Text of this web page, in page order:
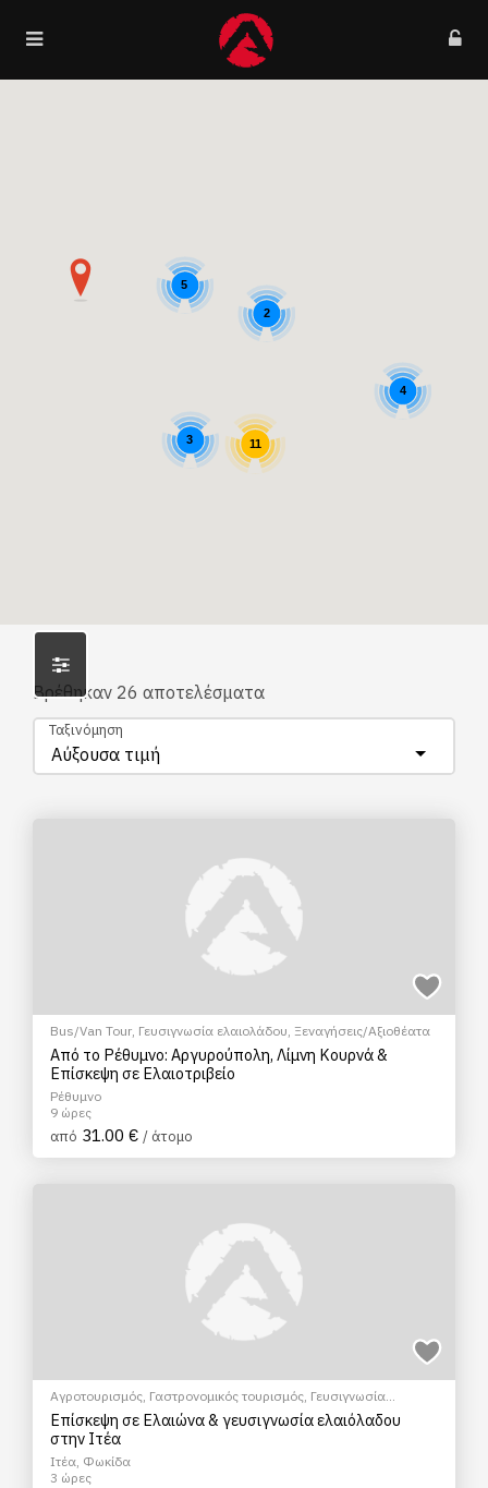
5
4
3 11
2
Βρέθηκαν 26 αποτελέσματα
Αύξουσα τιμή
Ταξινόμηση
Bus/Van Tour, Γευσιγνωσία ελαιολάδου, Ξεναγήσεις/Αξιοθέατα
Από το Ρέθυμνο: Αργυρούπολη, Λίμνη Κουρνά &
Επίσκεψη σε Ελαιοτριβείο
Ρέθυμνο
9 ώρες
από 31.00 € / άτομο
Αγροτουρισμός, Γαστρονομικός τουρισμός, Γευσιγνωσία
ελαιολάδου
Ξεναγήσεις/Αξιοθέατα Σεμινάρια & Μαθήματα
Επίσκεψη σε Ελαιώνα & γευσιγνωσία ελαιόλαδου
στην Ιτέα
Ιτέα, Φωκίδα
3 ώρες